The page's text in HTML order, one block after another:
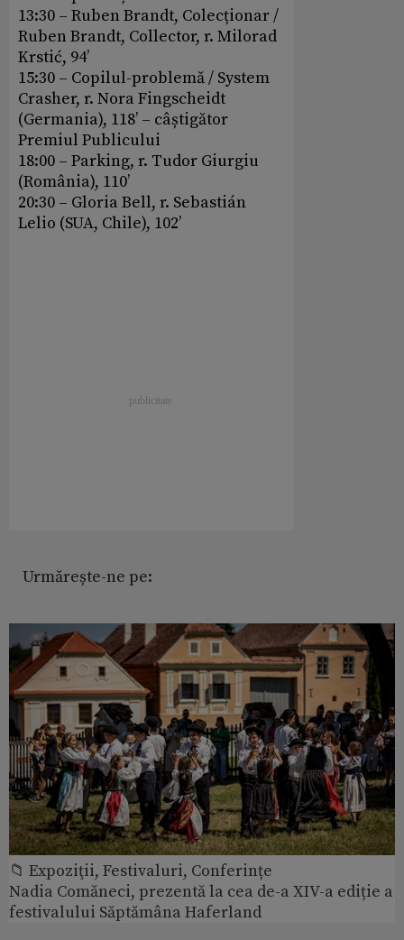
13:30 – Ruben Brandt, Colecționar /
Ruben Brandt, Collector, r. Milorad
Krstić, 94’
15:30 – Copilul-problemă / System
Crasher, r. Nora Fingscheidt
(Germania), 118’ – câștigător
Premiul Publicului
18:00 – Parking, r. Tudor Giurgiu
(România), 110’
20:30 – Gloria Bell, r. Sebastián
Lelio (SUA, Chile), 102’
Urmărește-ne pe:
📁 Expoziţii, Festivaluri, Conferințe
Nadia Comăneci, prezentă la cea de-a XIV-a ediție a
festivalului Săptămâna Haferland